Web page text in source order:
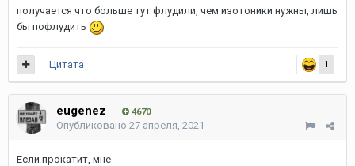
получается что больше тут флудили, чем изотоники нужны, лишь
бы пофлудить
1
Цитата
eugenez 4670
Опубликовано 27 апреля, 2021
Если прокатит, мне